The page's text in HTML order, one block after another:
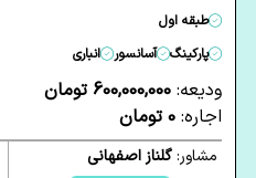
طبقه اول
پارکینگ
آسانسور انباری
ودیعه: 600,000,000 تومان
اجاره: 0 تومان
مشاور:گلناز اصفهانی